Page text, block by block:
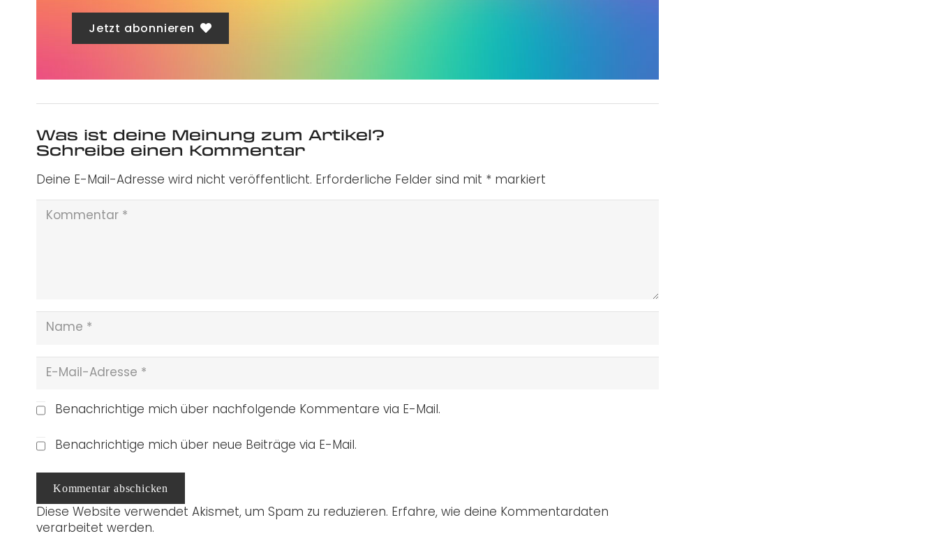
Jetzt abonnieren
Was ist deine Meinung zum Artikel?
Schreibe einen Kommentar
Deine E-Mail-Adresse wird nicht veröffentlicht. Erforderliche Felder sind mit * markiert
Benachrichtige mich über nachfolgende Kommentare via E-Mail.
Benachrichtige mich über neue Beiträge via E-Mail.
Kommentar abschicken
Diese Website verwendet Akismet, um Spam zu reduzieren. Erfahre, wie deine Kommentardaten
verarbeitet werden.